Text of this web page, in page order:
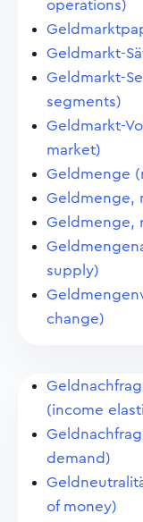
operations)
Geldmarkt-
Geldmarkt-
segments)
Geldmarkt-
market)
Geldmenge
Geldmenge,
Geldmenge,
supply)
change)
(income
demand)
of money)